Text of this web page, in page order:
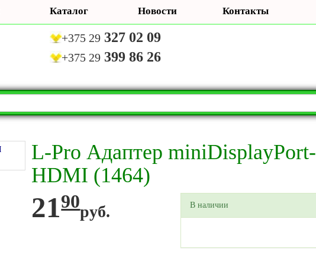
Каталог Новости Контакты
+375 29 327 02 09
+375 29 399 86 26
L-Pro Адаптер miniDisplayPort-
HDMI (1464)
2190руб. В наличии